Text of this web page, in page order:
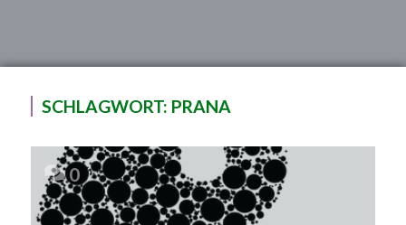
SCHLAGWORT: PRANA
0